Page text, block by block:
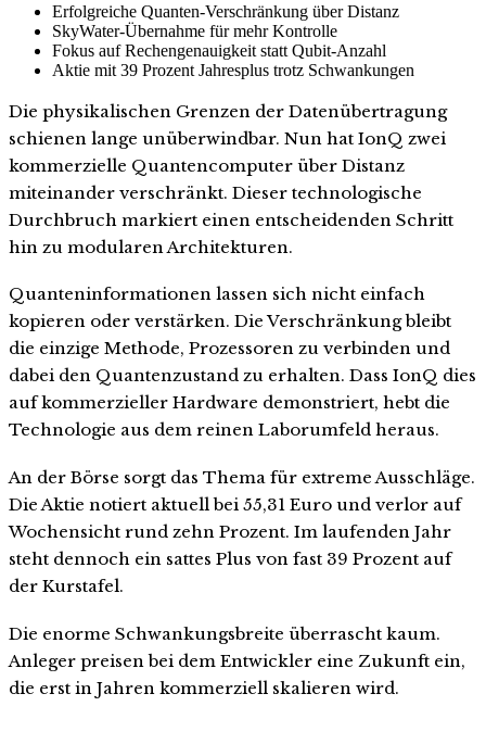
Erfolgreiche Quanten-Verschränkung über Distanz
SkyWater-Übernahme für mehr Kontrolle
Fokus auf Rechengenauigkeit statt Qubit-Anzahl
Aktie mit 39 Prozent Jahresplus trotz Schwankungen
Die physikalischen Grenzen der Datenübertragung
schienen lange unüberwindbar. Nun hat IonQ zwei
kommerzielle Quantencomputer über Distanz
miteinander verschränkt. Dieser technologische
Durchbruch markiert einen entscheidenden Schritt
hin zu modularen Architekturen.
Quanteninformationen lassen sich nicht einfach
kopieren oder verstärken. Die Verschränkung bleibt
die einzige Methode, Prozessoren zu verbinden und
dabei den Quantenzustand zu erhalten. Dass IonQ dies
auf kommerzieller Hardware demonstriert, hebt die
Technologie aus dem reinen Laborumfeld heraus.
An der Börse sorgt das Thema für extreme Ausschläge.
Die Aktie notiert aktuell bei 55,31 Euro und verlor auf
Wochensicht rund zehn Prozent. Im laufenden Jahr
steht dennoch ein sattes Plus von fast 39 Prozent auf
der Kurstafel.
Die enorme Schwankungsbreite überrascht kaum.
Anleger preisen bei dem Entwickler eine Zukunft ein,
die erst in Jahren kommerziell skalieren wird.